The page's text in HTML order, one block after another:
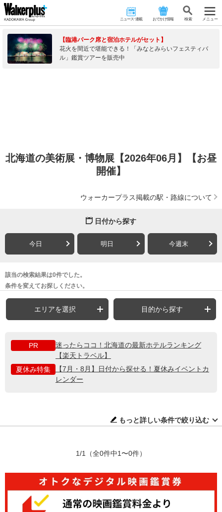
ニュース･連載 おでかけ情報 検 索 メニュー
【臨港パーク席と宿泊ホテルがセット】
花火を間近で堪能できる！「みなとみらいフェスティバ
ル」鑑賞ツアーを販売中
北海道の美術展・博物展【2026年06月】【お昼
開催】
ウォーカープラス掲載の駅・路線について
日付から探す
今日 明日 今週末
該当の検索結果は0件でした。
条件を変えてお探しください。
エリアを選択 目的から探す
PR
迷ったらココ！北海道の最新ホテルランキング
【楽天トラベル】
夏休み特集
【7月・8月】日付から探せる！夏休みイベントカ
レンダー
もっと詳しい条件で絞り込む
1/1 （全0件中1〜0件）